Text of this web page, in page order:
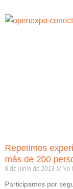
Repetimos
más de 200
8 de junio de 2018 No
Participamos por